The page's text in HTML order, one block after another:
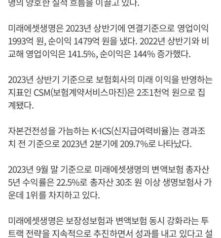
미래에셋생명은 2023년 상반기에 연결기준으로 영업이익
1993억 원, 순이익 1479억 원을 냈다. 2022년 상반기와 비
교해 영업이익은 141.5%, 순이익은 144% 증가했다.
2023년 상반기 기준으로 보험회사의 미래 이익을 반영하는
지표인 CSM(보험계약서비스마진)은 2조1천억 원으로 집
계됐다.
자본건전성을 가늠하는 K-ICS(신지급여력비율)는 경과조
치 전 기준으로 2023년 2분기에 209.7%로 나타났다.
2023년 9월 말 기준으로 미래에셋생명의 변액보험 총자산
5년 수익률은 22.5%로 총자산 30조 원 이상 생명보험사 가
운데 1위를 차지하고 있다.
미래에셋생명은 보장성보험과 변액보험 동시 강화라는 투
트랙 전략을 지속적으로 추진하면서 성과를 내고 있다고 설